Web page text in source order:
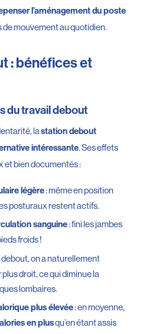
l’aménagement du poste
de mouvement au quotidien.
: bénéfices et
du travail debout
lastation debout
intéressante. Ses effets
et bien documentés :
légère: même en position
posturaux restent actifs.
sanguine: fini les jambes
froids !
debout, on a naturellement
droit, ce qui diminue la
lombaires.
plus élevée: en moyenne,
en plusqu’en étant assis